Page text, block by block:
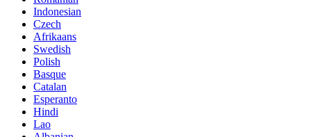
Indonesian
Czech
Afrikaans
Swedish
Polish
Basque
Catalan
Esperanto
Hindi
Lao